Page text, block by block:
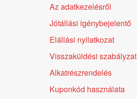
Az adatkezelésről
Jótállási igénybejelentő
Elállási nyilatkozat
Visszaküldési szabályzat
Alkatrészrendelés
Kuponkód használata